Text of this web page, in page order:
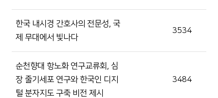
한국 내시경 간호사의 전문성, 국
제 무대에서 빛나다
3534
순천향대 항노화 연구교류회, 심
장 줄기세포 연구와 한국인 디지
털 분자지도 구축 비전 제시
3484